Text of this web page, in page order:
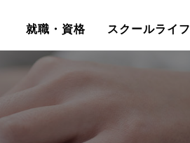
就職・資格 スクールライフ